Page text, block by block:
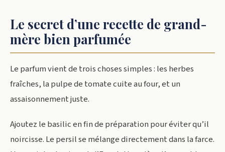
Le secret d’une recette de grand-
mère bien parfumée
Le parfum vient de trois choses simples : les herbes
fraîches, la pulpe de tomate cuite au four, et un
assaisonnement juste.
Ajoutez le basilic en fin de préparation pour éviter qu’il
noircisse. Le persil se mélange directement dans la farce.